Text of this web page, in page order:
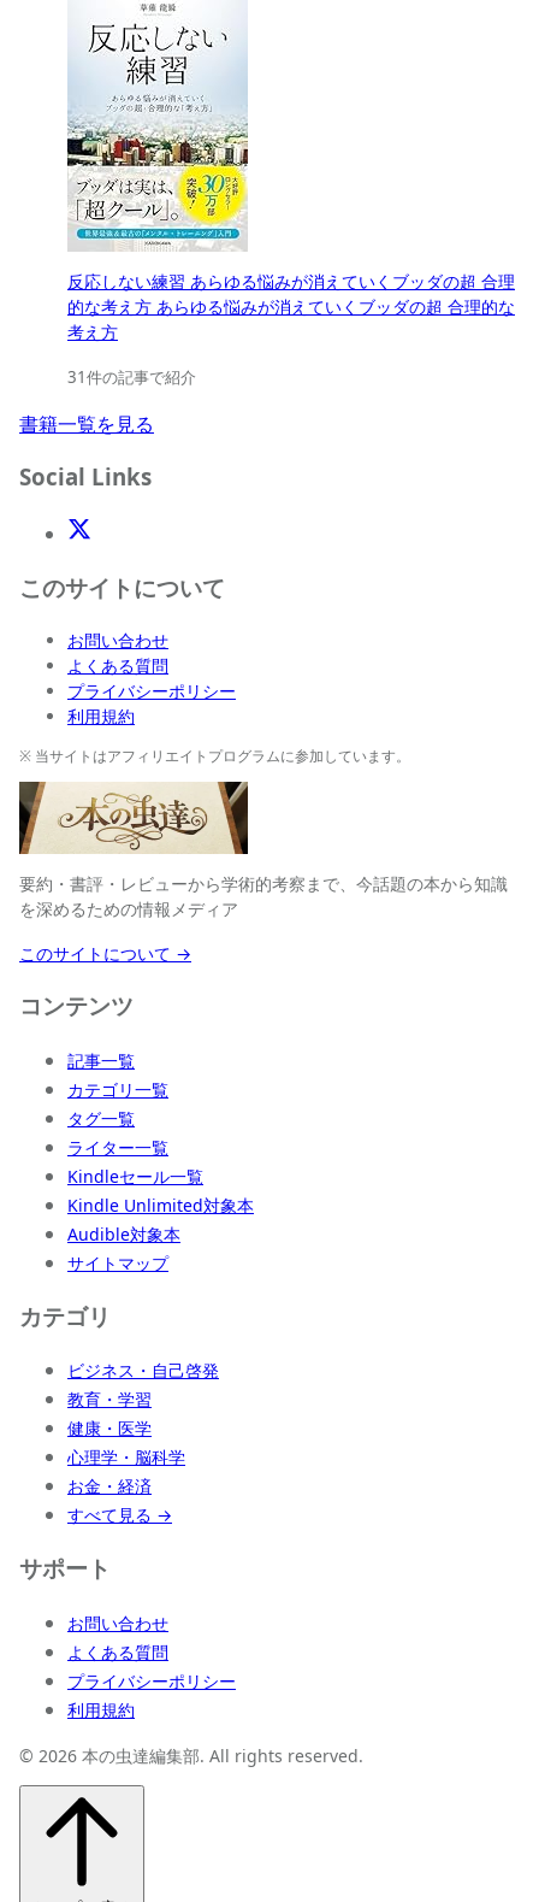
反応しない練習 あらゆる悩みが消えていくブッダの超 合理
的な考え方 あらゆる悩みが消えていくブッダの超 合理的な
考え方
31件の記事で紹介
書籍一覧を見る
Social Links
X(Twitter)
このサイトについて
お問い合わせ
よくある質問
プライバシーポリシー
利用規約
※ 当サイトはアフィリエイトプログラムに参加しています。
要約・書評・レビューから学術的考察まで、今話題の本から知識
を深めるための情報メディア
このサイトについて →
コンテンツ
記事一覧
カテゴリ一覧
タグ一覧
ライター一覧
Kindleセール一覧
Kindle Unlimited対象本
Audible対象本
サイトマップ
カテゴリ
ビジネス・自己啓発
教育・学習
健康・医学
心理学・脳科学
お金・経済
すべて見る →
サポート
お問い合わせ
よくある質問
プライバシーポリシー
利用規約
© 2026 本の虫達編集部. All rights reserved.